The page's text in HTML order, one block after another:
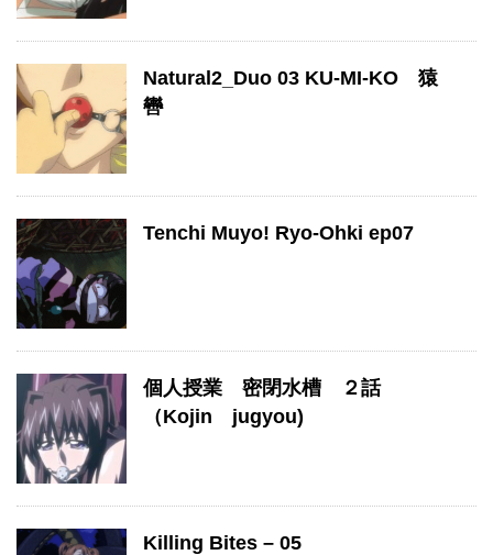
Natural2_Duo 03 KU-MI-KO 猿
轡
Tenchi Muyo! Ryo-Ohki ep07
個人授業 密閉水槽 ２話
（Kojin jugyou)
Killing Bites – 05